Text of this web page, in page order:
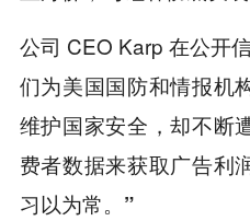
公司 CEO Karp 在公开
们为美国国防和情报机
维护国家安全，却不断
费者数据来获取广告利
习以为常。”